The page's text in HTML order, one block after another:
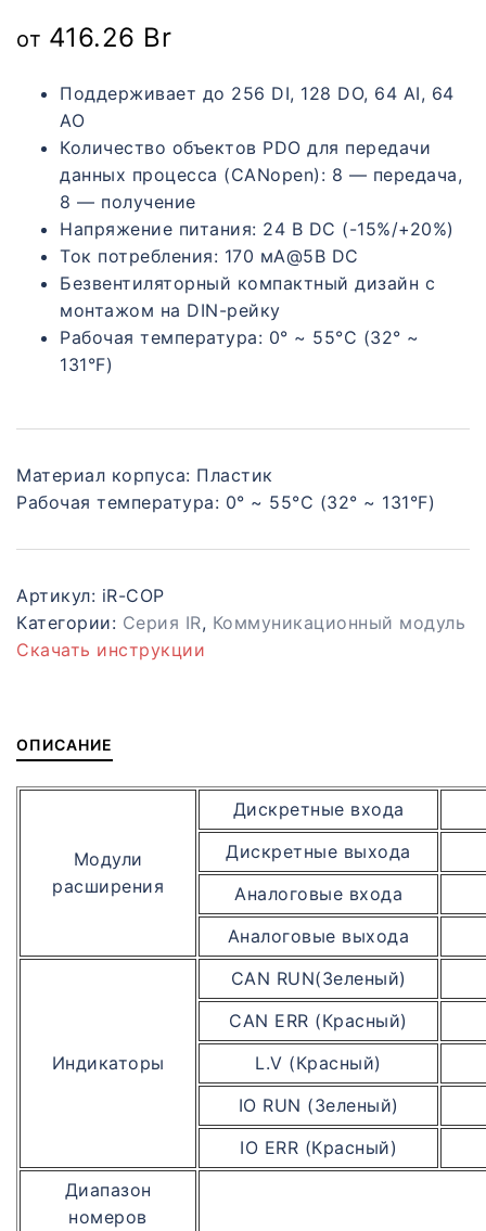
от 416.26 Br
Поддерживает до 256 DI, 128 DO, 64 AI, 64
AO
Количество объектов PDO для передачи
данных процесса (CANopen): 8 — передача,
8 — получение
Напряжение питания: 24 В DC (-15%/+20%)
Ток потребления: 170 мA@5В DC
Безвентиляторный компактный дизайн с
монтажом на DIN-рейку
Рабочая температура: 0° ~ 55°C (32° ~
131°F)
Материал корпуса: Пластик
Рабочая температура: 0° ~ 55°C (32° ~ 131°F)
Артикул: iR-COP
Категории: Серия IR, Коммуникационный модуль
Скачать инструкции
ОПИСАНИЕ
Модули
расширения
Дискретные входа
Дискретные выхода
Аналоговые входа
Аналоговые выхода
Индикаторы
CAN RUN(Зеленый)
CAN ERR (Красный)
L.V (Красный)
IO RUN (Зеленый)
IO ERR (Красный)
Диапазон
номеров